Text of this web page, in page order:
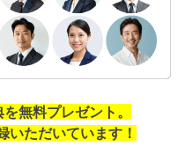
無料プレゼント。
いただいています！